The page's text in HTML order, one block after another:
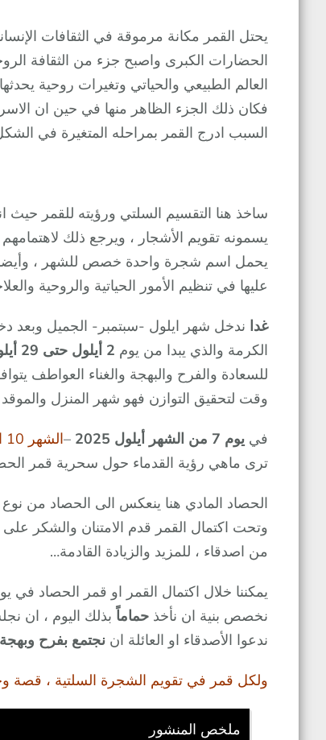
يحتل القمر مكانة مرموقة في الثقافات
الحضارات الكبرى واصبح جزء من الثقافة
العالم الطبيعي والحياتي وتغيرات روحية
فكان ذلك الجزء الظاهر منها في حين ان
السبب ادرج القمر بمراحله المتغيرة في
يحمل اسم شجرة واحدة خصص للشهر ، وأيضا
عليها في تنظيم الأمور الحياتية والروحية
غدا
الكرمة والذي يبدا من يوم
للسعادة والفرح والبهجة والغناء العواطف
وقت لتحقيق التوازن فهو شهر المنزل والموقد
في يوم 7 من الشهر أيلول 2025 –الشهر 10 السلتي
ترى ماهي رؤية القدماء حول سحرية قمر
الحصاد المادي هنا ينعكس الى الحصاد من
وتحت اكتمال القمر قدم الامتنان والشكر
من اصدقاء ، للمزيد والزيادة القادمة…
يمكننا خلال اكتمال القمر او قمر الحصاد في يوم 7 القادم ان نحرق
نخصص بنية ان نأخذ حماماًبذلك اليوم ، ان
ندعوا الأصدقاء او العائلة ان نجتمع بفرح
ولكل قمر في تقويم الشجرة السلتية ، قصة
ملخص المنشور